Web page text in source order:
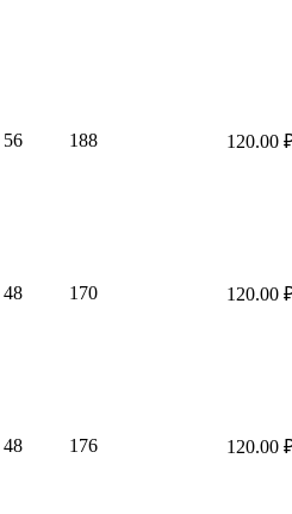
56 188 120.00
48 170 120.00
48 176 120.00